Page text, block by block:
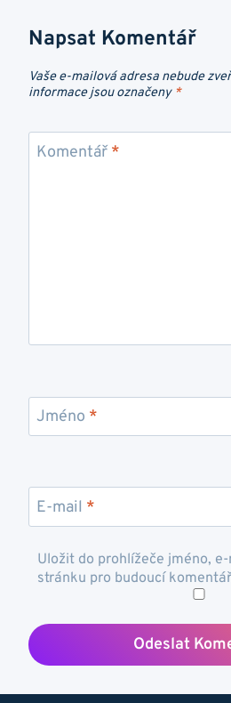
Napsat Komentář
Vaše e-mailová adresa nebude
informace jsou označeny *
Komentář *
Jméno *
E-mail *
Uložit do prohlížeče jméno,
stránku pro budoucí